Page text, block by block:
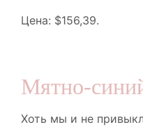
Цена: $156,39.
Мятно-
Хоть мы и не